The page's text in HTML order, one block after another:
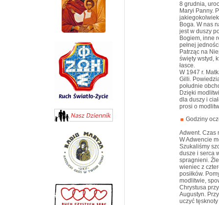
8 grudnia,
Maryi Panny.
jakiegokolwiek
Boga. W nas
jest w duszy
Bogiem, inne
pełnej
Patrząc na
święty wstyd,
łasce.
W 1947 r.
Gilli.
południe
Dzięki
dla duszy i
prosi o
Godziny
Adwent. Czas
W Adwencie
Szukaliśmy
dusze i serca
spragnieni.
wieniec z
posiłków.
modlitwie,
Chrystusa
Augustyn.
uczyć